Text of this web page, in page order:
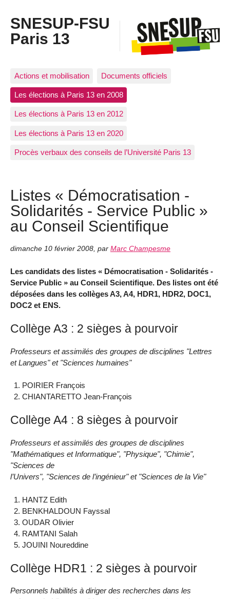
SNESUP-FSU
Paris 13
Actions et mobilisation Documents officiels
Les élections à Paris 13 en 2008
Les élections à Paris 13 en 2012
Les élections à Paris 13 en 2020
Procès verbaux des conseils de l’Université Paris 13
Listes « Démocratisation -
Solidarités - Service Public »
au Conseil Scientifique
dimanche 10 février 2008, par Marc Champesme
Les candidats des listes « Démocratisation - Solidarités -
Service Public » au Conseil Scientifique. Des listes ont été
déposées dans les collèges A3, A4, HDR1, HDR2, DOC1,
DOC2 et ENS.
Collège A3 : 2 sièges à pourvoir
Professeurs et assimilés des groupes de disciplines "Lettres
et Langues" et "Sciences humaines"
POIRIER François
CHIANTARETTO Jean-François
Collège A4 : 8 sièges à pourvoir
Professeurs et assimilés des groupes de disciplines
"Mathématiques et Informatique", "Physique", "Chimie",
"Sciences de
l’Univers", "Sciences de l’ingénieur" et "Sciences de la Vie"
HANTZ Edith
BENKHALDOUN Fayssal
OUDAR Olivier
RAMTANI Salah
JOUINI Noureddine
Collège HDR1 : 2 sièges à pourvoir
Personnels habilités à diriger des recherches dans les